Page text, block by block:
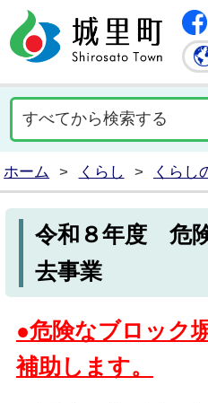
ホーム > くらし > くらし
令和８年度 危
去事業
●危険なブロック
補助します。